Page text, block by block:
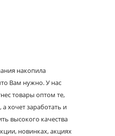
накопила
Вам нужно. У нас
товары оптом те,
хочет заработать и
высокого качества
новинках, акциях